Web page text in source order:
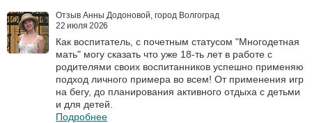
Отзыв Анны Додоновой, город Волгоград
22 июля 2026
Как воспитатель, с почетным статусом "Многодетная
мать" могу сказать что уже 18-ть лет в работе с
родителями своих воспитанников успешно применяю
подход личного примера во всем! От применения игр
на бегу, до планирования активного отдыха с детьми
и для детей.
Подробнее